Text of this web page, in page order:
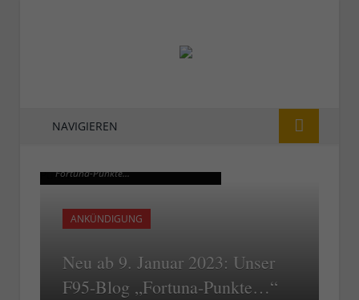
NAVIGIEREN
"Fortuna-Punkte..."
ANKÜNDIGUNG
Neu ab 9. Januar 2023: Unser
F95-Blog „Fortuna-Punkte…“
"Fortuna-Punkte..."